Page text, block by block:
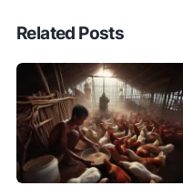
Related Posts